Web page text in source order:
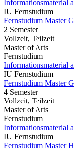
Informationsmaterial
IU Fernstudium
Fernstudium Master
2 Semester
Vollzeit, Teilzeit
Master of Arts
Fernstudium
Informationsmaterial
IU Fernstudium
Fernstudium Master
4 Semester
Vollzeit, Teilzeit
Master of Arts
Fernstudium
Informationsmaterial
IU Fernstudium
Fernstudium Master